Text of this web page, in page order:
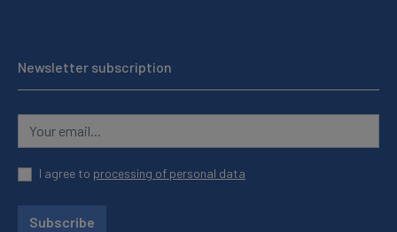
Newsletter subscription
I agree to processing of personal data
Subscribe